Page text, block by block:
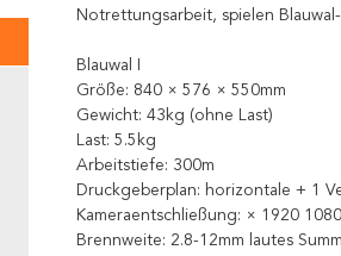
Notrettungsarbeit, spielen
Blauwal I
Größe: 840 × 576 × 550mm
Gewicht: 43kg (ohne Last)
Last: 5.5kg
Arbeitstiefe: 300m
Druckgeberplan: horizontale + 1
Kameraentschließung: × 1920 1080
Brennweite: 2.8-12mm lautes